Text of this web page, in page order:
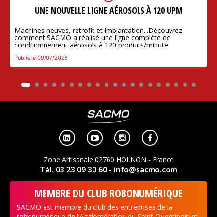
UNE NOUVELLE LIGNE AÉROSOLS À 120 UPM
Machines neuves, rétrofit et implantation...Découvrez
comment SACMO a réalisé une ligne complète de
conditionnement aérosols à 120 produits/minute
Publié le 09/07/2026
   
Zone Artisanale 02760 HOLNON - France
Tél. 03 23 09 30 60 - info@sacmo.com
MEMBRE DU CLUB ROBONUMÉRIQUE
SACMO est membre du club des entreprises de la